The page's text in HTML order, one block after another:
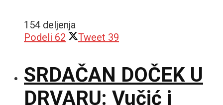
154 deljenja
Podeli 62 Tweet 39
SRDAČAN DOČEK U
DRVARU: Vučić i